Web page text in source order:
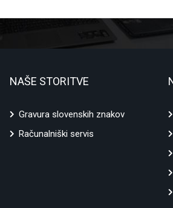
NAŠE STORITVE
Gravura slovenskih znakov
Računalniški servis